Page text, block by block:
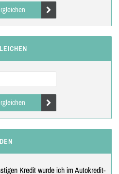
Kredit wurde ich im Autokredit-